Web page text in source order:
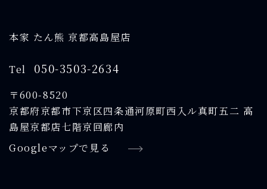
本家 たん熊 京都高島屋店
Tel 050-3503-2634
〒600-8520
京都府京都市下京区四条通河原町西入ル真町五二 高
島屋京都店七階京回廊内
Googleマップで見る